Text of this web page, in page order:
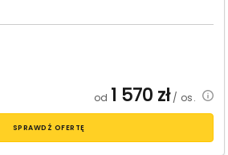
od 1 570 zł/ os.
SPRAWDŹ OFERTĘ